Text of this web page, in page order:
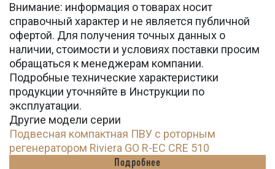
Внимание: информация о товарах носит
справочный характер и не является публичной
офертой. Для получения точных данных о
наличии, стоимости и условиях поставки просим
обращаться к менеджерам компании.
Подробные технические характеристики
продукции уточняйте в Инструкции по
эксплуатации.
Другие модели серии
Подвесная компактная ПВУ с роторным
регенератором Riviera GO R-EC CRE 510
Подробнее